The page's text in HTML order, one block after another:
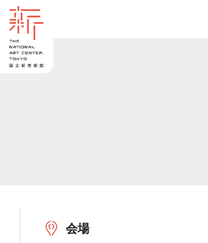
会場